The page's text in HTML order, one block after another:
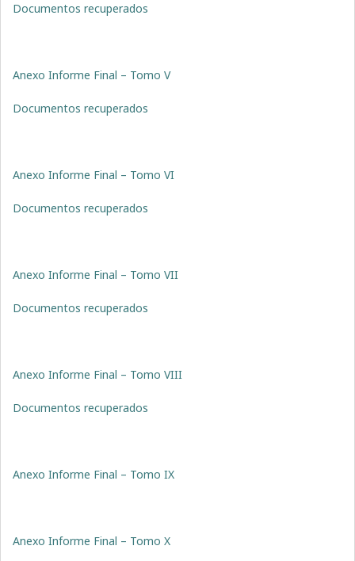
Documentos recuperados
Anexo Informe Final – Tomo V
Documentos recuperados
Anexo Informe Final – Tomo VI
Documentos recuperados
Anexo Informe Final – Tomo VII
Documentos recuperados
Anexo Informe Final – Tomo VIII
Documentos recuperados
Anexo Informe Final – Tomo IX
Anexo Informe Final – Tomo X